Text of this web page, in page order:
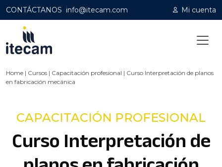
CONTÁCTANOS info@itecam.com Mi cuenta
Home | Cursos | Capacitación profesional | Curso Interpretación de planos
en fabricación mecánica
CAPACITACIÓN PROFESIONAL
Curso Interpretación de